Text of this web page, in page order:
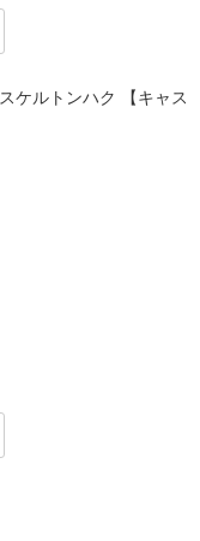
ケルトンハク 【キャス